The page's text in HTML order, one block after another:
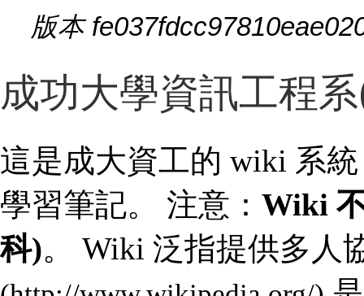
版本
成功大學資訊工程
這是成大資工的 wiki 系
學習筆記。 注意： Wiki
科)。 Wiki 泛指提供多人